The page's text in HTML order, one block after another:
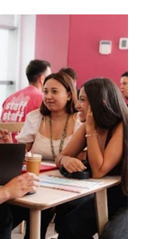
a la capital de La
un show cargado
y canciones que han
pero exitosa trayectoria.